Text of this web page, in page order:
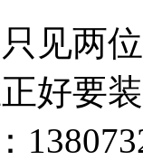
见两
好要